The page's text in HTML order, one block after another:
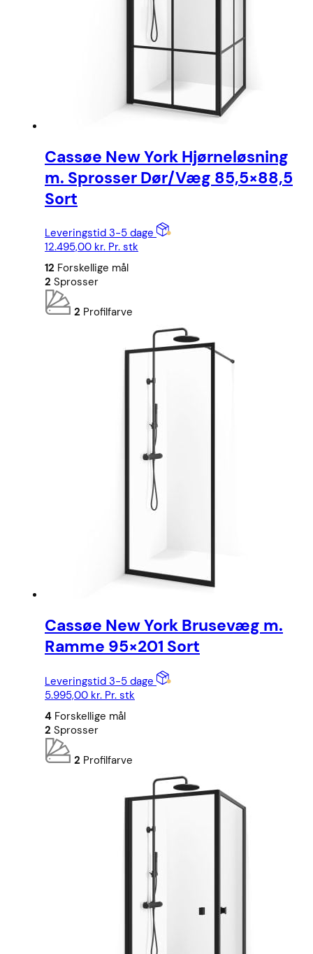
Cassøe New York Hjørneløsning
m. Sprosser Dør/Væg 85,5×88,5
Sort
Leveringstid 3-5 dage
12.495,00 kr. Pr. stk
12 Forskellige mål
2 Sprosser
2 Profilfarve
Cassøe New York Brusevæg m.
Ramme 95×201 Sort
Leveringstid 3-5 dage
5.995,00 kr. Pr. stk
4 Forskellige mål
2 Sprosser
2 Profilfarve